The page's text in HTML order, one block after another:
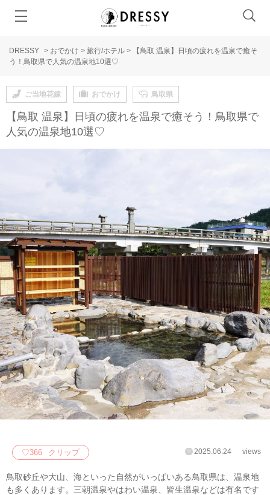
DRESSY > おでかけ > 旅行/ホテル >
【鳥取 温泉】日頃の疲れを温泉で癒そ
う！鳥取県で人気の温泉地10選♡
ご当地花嫁 おでかけ 鳥取県
【鳥取 温泉】日頃の疲れを温泉で癒そう！鳥取県で
人気の温泉地10選♡
♡366 クリップ 2025.06.24 views
鳥取砂丘や大山、海といった自然がいっぱいある鳥取県は、温泉地
も多くあります。三朝温泉やはわい温泉、皆生温泉などは有名です